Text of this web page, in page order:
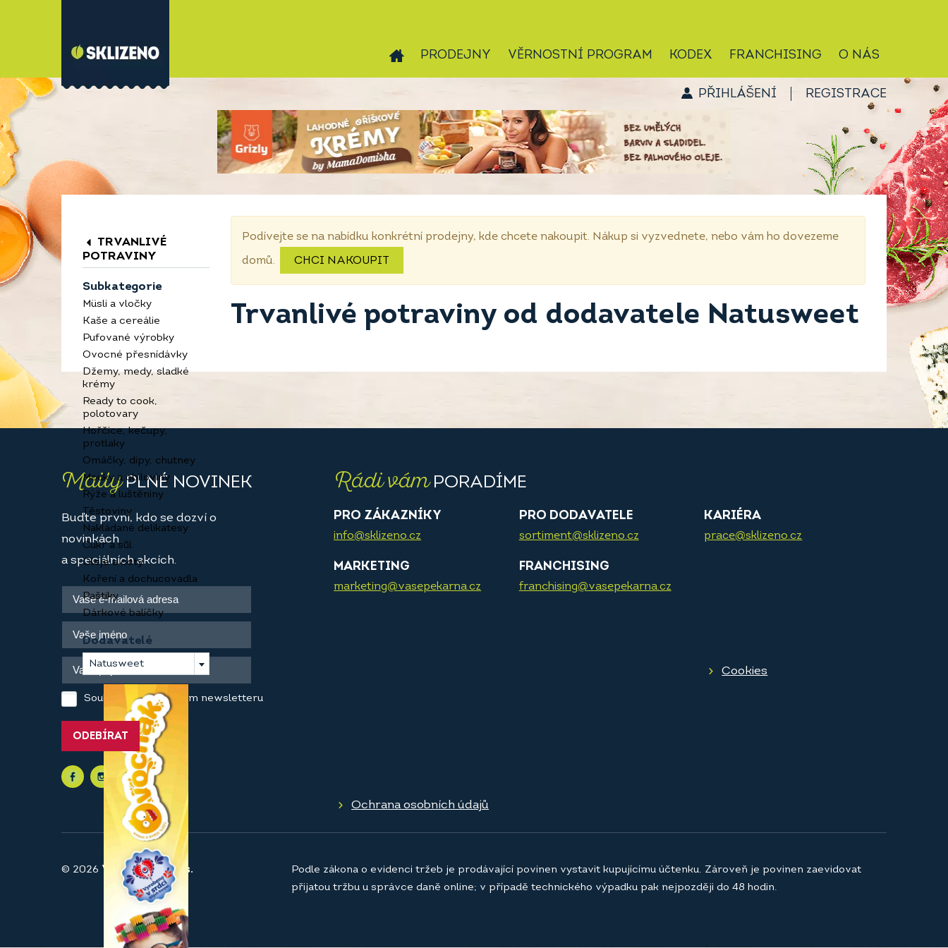
PRODEJNY VĚRNOSTNÍ PROGRAM KODEX FRANCHISING O NÁS
PŘIHLÁŠENÍ REGISTRACE
TRVANLIVÉ
POTRAVINY
Subkategorie
Müsli a vločky
Kaše a cereálie
Pufované výrobky
Ovocné přesnídávky
Džemy, medy, sladké
krémy
Ready to cook,
polotovary
Hořčice, kečupy,
protlaky
Omáčky, dipy, chutney
Mouky a obiloviny
Rýže a luštěniny
Těstoviny
Nakládané delikatesy
Cukr a sůl
Oleje a octy
Koření a dochucovadla
Paštiky
Dárkové balíčky
Dodavatelé
Natusweet
Podívejte se na nabídku konkrétní prodejny, kde chcete nakoupit. Nákup si vyzvednete, nebo vám ho dovezeme
domů. CHCI NAKOUPIT
Trvanlivé potraviny od dodavatele Natusweet
MailyPLNÉ NOVINEK
Buďte první, kdo se dozví o
novinkách
a speciálních akcích.
Souhlasím se zasíláním newsletteru
ODEBÍRAT
Rádi vámPORADÍME
PRO ZÁKAZNÍKY
info@sklizeno.cz
PRO DODAVATELE
sortiment@sklizeno.cz
KARIÉRA
prace@sklizeno.cz
MARKETING
marketing@vasepekarna.cz
FRANCHISING
franchising@vasepekarna.cz
Cookies
Ochrana osobních údajů
© 2026 Vaše pekárna a.s.
Podle zákona o evidenci tržeb je prodávající povinen vystavit kupujícímu účtenku. Zároveň je povinen zaevidovat
přijatou tržbu u správce daně online; v případě technického výpadku pak nejpozději do 48 hodin.